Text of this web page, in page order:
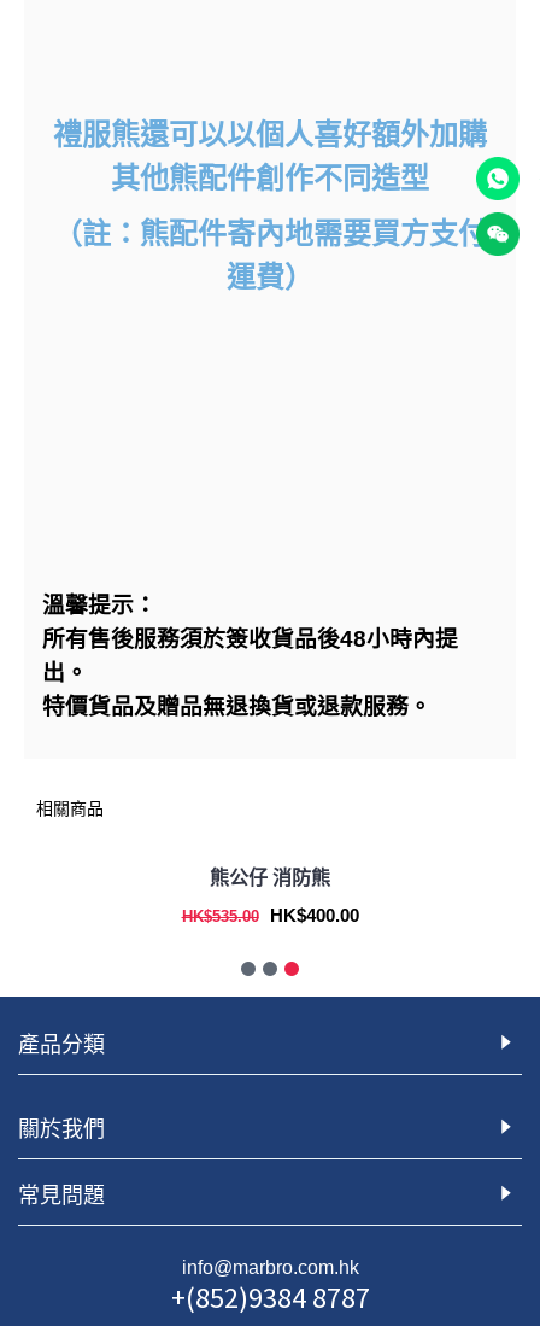
禮服熊還可以以個人喜好額外加購
其他熊配件創作不同造型
（註：熊配件寄內地需要買方支付
運費）
溫馨提示：
所有售後服務須於簽收貨品後48小時內提
出。
特價貨品及贈品無退換貨或退款服務。
相關商品
熊公仔 消防熊
HK$535.00 HK$400.00
產品分類
關於我們
常見問題
info@marbro.com.hk
+(852)9384 8787